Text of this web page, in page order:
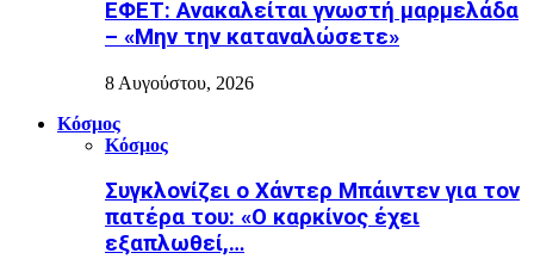
ΕΦΕΤ: Ανακαλείται γνωστή μαρμελάδα
– «Μην την καταναλώσετε»
8 Αυγούστου, 2026
Κόσμος
Κόσμος
Συγκλονίζει ο Χάντερ Μπάιντεν για τον
πατέρα του: «Ο καρκίνος έχει
εξαπλωθεί,…